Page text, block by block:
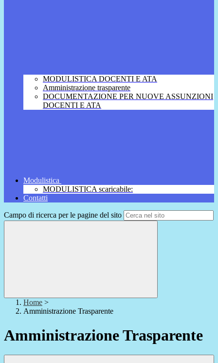
MODULISTICA DOCENTI E ATA
Amministrazione trasparente
DOCUMENTAZIONE PER NUOVE ASSUNZIONI
DOCENTI E ATA
Modulistica
MODULISTICA scaricabile:
Contatti
Campo di ricerca per le pagine del sito
Home >
Amministrazione Trasparente
Amministrazione Trasparente